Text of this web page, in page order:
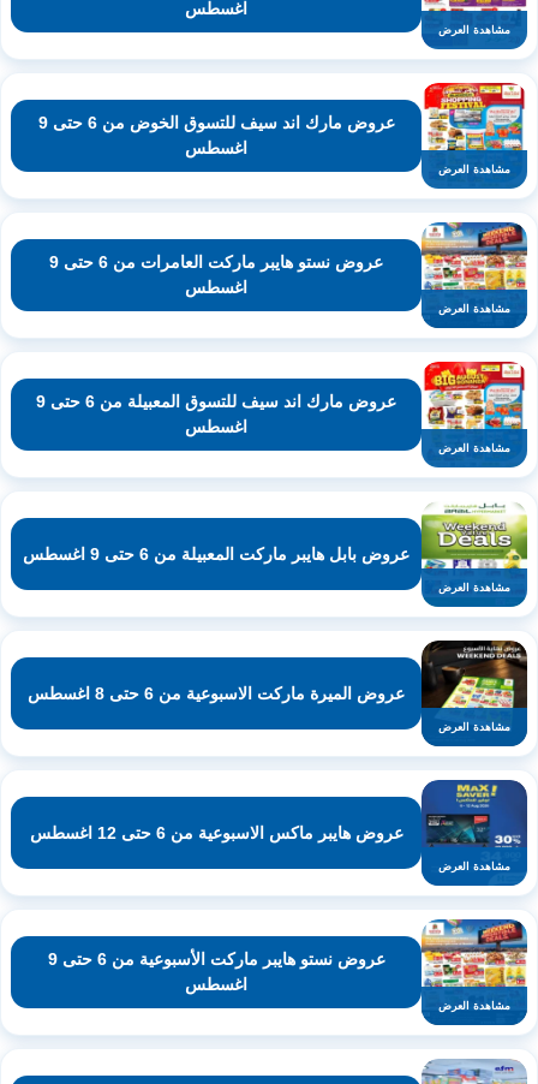
مشاهدة العرض
اغسطس
مشاهدة العرض
عروض مارك اند سيف للتسوق الخوض من 6 حتى 9
اغسطس
مشاهدة العرض
عروض نستو هايبر ماركت العامرات من 6 حتى 9
اغسطس
مشاهدة العرض
عروض مارك اند سيف للتسوق المعبيلة من 6 حتى 9
اغسطس
مشاهدة العرض
عروض بابل هايبر ماركت المعبيلة من 6 حتى 9 اغسطس
مشاهدة العرض
عروض الميرة ماركت الاسبوعية من 6 حتى 8 اغسطس
مشاهدة العرض
عروض هايبر ماكس الاسبوعية من 6 حتى 12 اغسطس
مشاهدة العرض
عروض نستو هايبر ماركت الأسبوعية من 6 حتى 9
اغسطس